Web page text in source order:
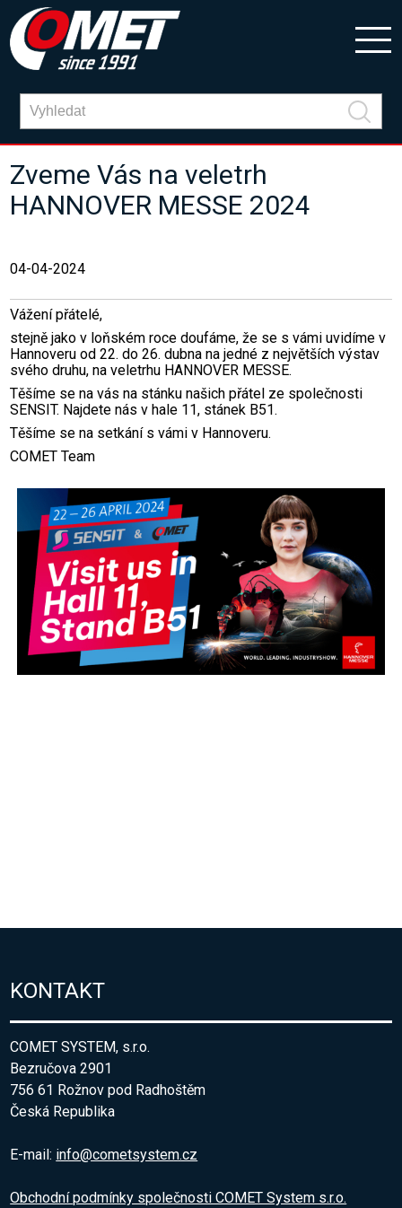
Zveme Vás na veletrh
HANNOVER MESSE 2024
04-04-2024
Vážení přátelé,
stejně jako v loňském roce doufáme, že se s vámi uvidíme v
Hannoveru od 22. do 26. dubna na jedné z největších výstav
svého druhu, na veletrhu HANNOVER MESSE.
Těšíme se na vás na stánku našich přátel ze společnosti
SENSIT. Najdete nás v hale 11, stánek B51.
Těšíme se na setkání s vámi v Hannoveru.
COMET Team
KONTAKT
COMET SYSTEM, s.r.o.
Bezručova 2901
756 61 Rožnov pod Radhoštěm
Česká Republika
E-mail: info@cometsystem.cz
Obchodní podmínky společnosti COMET System s.r.o.